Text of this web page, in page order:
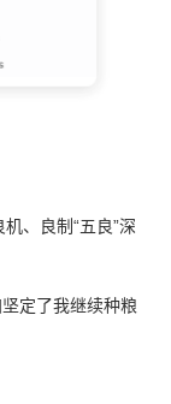
、良制“五良”深
定了我继续种粮